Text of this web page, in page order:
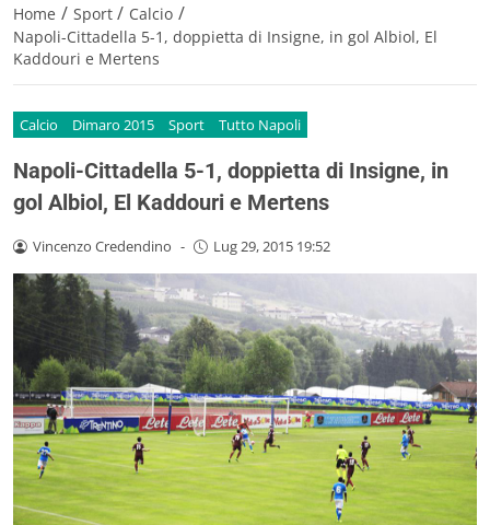
Home / Sport / Calcio /
Napoli-Cittadella 5-1, doppietta di Insigne, in gol Albiol, El
Kaddouri e Mertens
Calcio Dimaro 2015 Sport Tutto Napoli
Napoli-Cittadella 5-1, doppietta di Insigne, in
gol Albiol, El Kaddouri e Mertens
Vincenzo Credendino - Lug 29, 2015 19:52